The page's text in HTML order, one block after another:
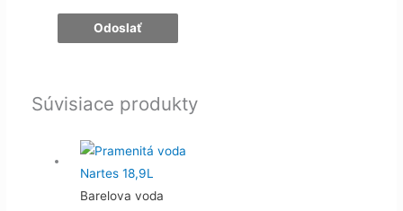
Súvisiace produkty
Barelova voda